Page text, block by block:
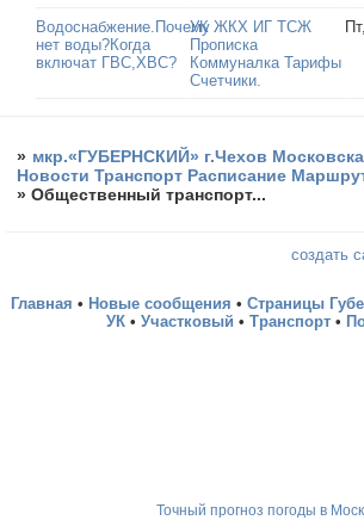
Водоснабжение.Почему
нет воды?Когда
включат ГВС,ХВС?
УК ЖКХ ИГ ТСЖ
Прописка
Коммуналка Тарифы
Счетчики.
» мкр.«ГУБЕРНСКИЙ» г.Чехов
Новости Транспорт Расписание
»Общественный транспорт...
создать
Главная • Новые сообщения • Страницы
УК • Участковый • Транспорт •
Точный прогноз погоды в